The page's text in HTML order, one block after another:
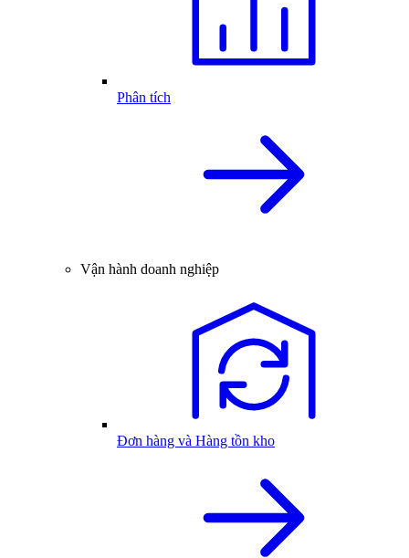
Phân tích
Vận hành doanh nghiệp
Đơn hàng và Hàng tồn kho